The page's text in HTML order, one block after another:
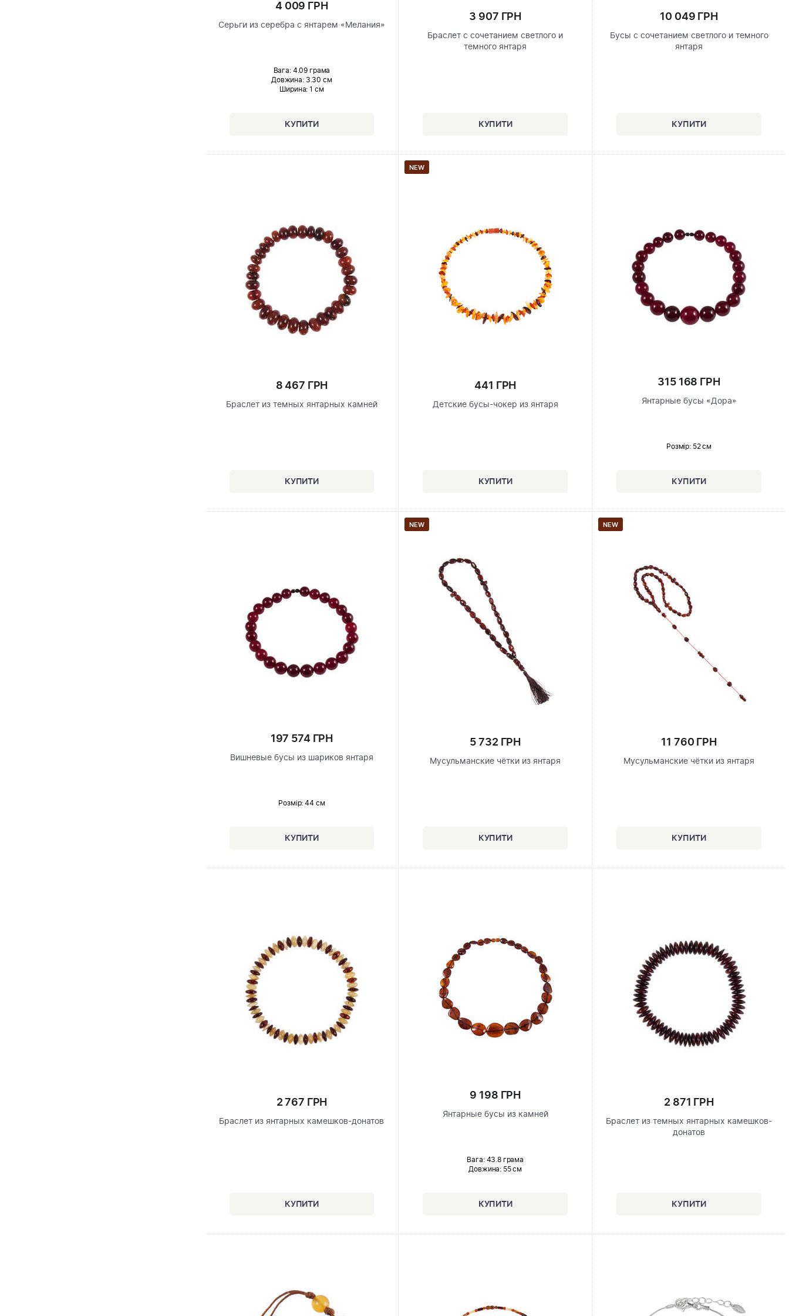
4 009 ГРН
Серьги из серебра с янтарем «Мелания»
Вага: 4.09 грама
Довжина:3.30 см
Ширина: 1 см
3 907 ГРН
Браслет с сочетанием светлого и
темного янтаря
10 049 ГРН
Бусы с сочетанием светлого и темного
янтаря
8 467 ГРН
Браслет из темных янтарных камней
NEW
441 ГРН
Детские бусы-чокер из янтаря
315 168 ГРН
Янтарные бусы «Дора»
Розмір: 52 см
197 574 ГРН
Вишневые бусы из шариков янтаря
Розмір: 44 см
NEW
5 732 ГРН
Мусульманские чётки из янтаря
NEW
11 760 ГРН
Мусульманские чётки из янтаря
2 767 ГРН
Браслет из янтарных камешков-донатов
9 198 ГРН
Янтарные бусы из камней
Вага: 43.8 грама
Довжина: 55 см
2 871 ГРН
Браслет из темных янтарных камешков-
донатов